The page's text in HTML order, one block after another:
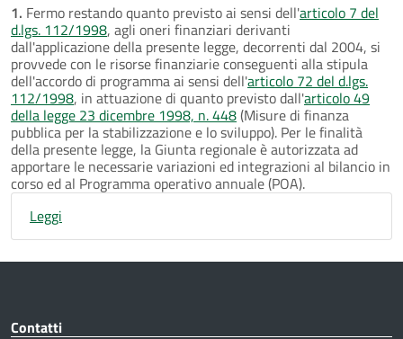
1. Fermo restando quanto previsto ai sensi dell'articolo 7 del
d.lgs. 112/1998, agli oneri finanziari derivanti
dall'applicazione della presente legge, decorrenti dal 2004, si
provvede con le risorse finanziarie conseguenti alla stipula
dell'accordo di programma ai sensi dell'articolo 72 del d.lgs.
112/1998, in attuazione di quanto previsto dall'articolo 49
della legge 23 dicembre 1998, n. 448(Misure di finanza
pubblica per la stabilizzazione e lo sviluppo). Per le finalità
della presente legge, la Giunta regionale è autorizzata ad
apportare le necessarie variazioni ed integrazioni al bilancio in
corso ed al Programma operativo annuale (POA).
Leggi
Contatti